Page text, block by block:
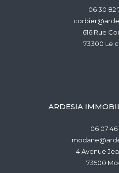
06 30 82
616 Rue
73300
le
ARDESIA
06 07 46
4 Avenue
73500